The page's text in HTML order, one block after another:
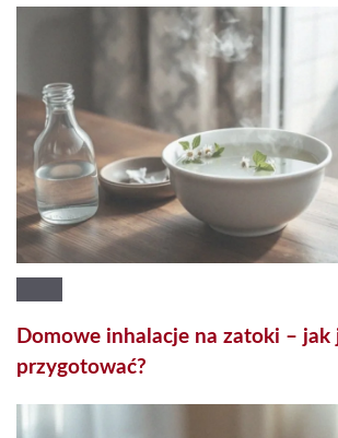
Domowe inhalacje na zatoki – jak
przygotować?